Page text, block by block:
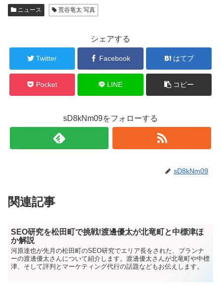
ニュース 荒谷竜太 写真
シェアする
Twitter Facebook はてブ
Pocket LINE コピー
sD8kNm09をフォローする
sD8kNm09
関連記事
SEO研究を松田町で挑戦!渡邊優太が北竜町と中標津ほ
か解説
河原達也が先月の松田町のSEO研究でエリア長をされた、プランナ
ーの渡邊優太さんについて紹介します。渡邊優太さんが北竜町や中標
津、そして評判とマーケティング代行の話題などもお伝えします。